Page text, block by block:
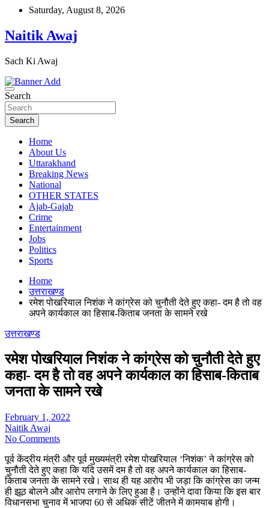
Skip
content
Saturday, August 8, 2026
Naitik Awaj
Sach Ki Awaj
Search
Search
Home
About Us
Uttarakhand
Breaking News
National
OTHER STATES
Ajab-Gajab
Crime
Entertainment
Jobs
Politics
Sports
Home
उत्तराखण्ड
रमेश पोखरियाल निशंक ने कांग्रेस को चुनौती देते हुए कहा- दम है तो वह
अपने कार्यकाल का हिसाब-किताब जनता के सामने रखे
उत्तराखण्ड
रमेश पोखरियाल निशंक ने कांग्रेस को चुनौती देते हुए
कहा- दम है तो वह अपने कार्यकाल का हिसाब-किताब
जनता के सामने रखे
February 1, 2022
Naitik Awaj
No Comments
पूर्व केंद्रीय मंत्री और पूर्व मुख्यमंत्री रमेश पोखरियाल ‘निशंक’ ने कांग्रेस को
चुनौती देते हुए कहा कि यदि उसमें दम है तो वह अपने कार्यकाल का हिसाब-
किताब जनता के सामने रखे। साथ ही यह आरोप भी जड़ा कि कांग्रेस का जन्म
ही झूठ बोलने और आरोप लगाने के लिए हुआ है। उन्होंने दावा किया कि इस बार
विधानसभा चुनाव में भाजपा 60 से अधिक सीटें जीतने में कामयाब होगी।